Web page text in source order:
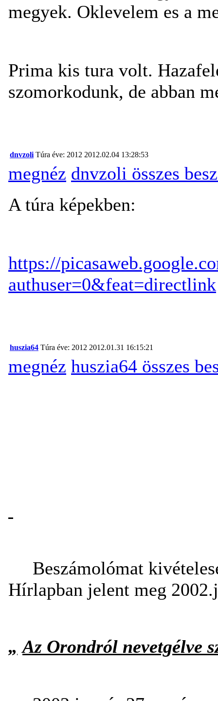
megyek. Oklevelem es a
Prima kis tura volt.
szomorkodunk, de abban
dnvzoli Túra éve: 2012 2012.02.04 13:28:53
megnéz dnvzoli összes
A túra képekben:
https://
authuser=0&feat=directlink
huszia64 Túra éve: 2012 2012.01.31 16:15:21
megnéz huszia64 összes
Beszámolómat
Hírlapban jelent meg
„ Az Orondról nevetgélve